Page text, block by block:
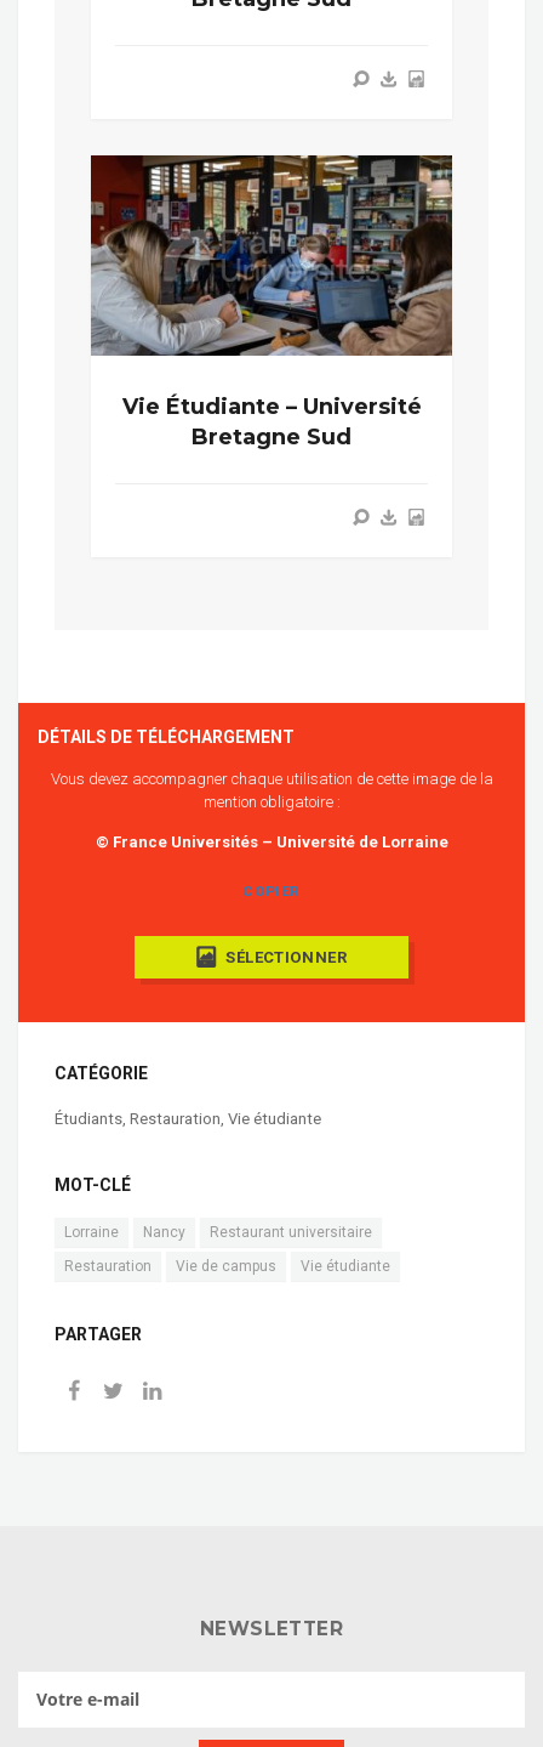
Vie Étudiante – Université
Bretagne Sud
DÉTAILS DE TÉLÉCHARGEMENT
Vous devez accompagner chaque utilisation de cette image de la
mention obligatoire :
© France Universités – Université de Lorraine
COPIER
SÉLECTIONNER
CATÉGORIE
Étudiants, Restauration, Vie étudiante
MOT-CLÉ
Lorraine Nancy
Restaurant universitaire
Restauration
Vie de campus Vie étudiante
PARTAGER
NEWSLETTER